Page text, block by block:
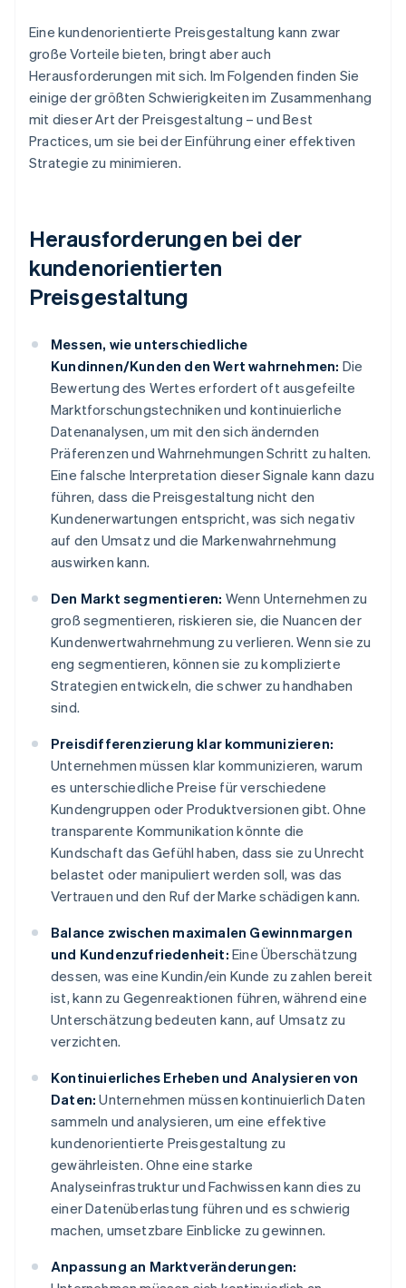
Eine kundenorientierte Preisgestaltung kann zwar
große Vorteile bieten, bringt aber auch
Herausforderungen mit sich. Im Folgenden finden Sie
einige der größten Schwierigkeiten im Zusammenhang
mit dieser Art der Preisgestaltung – und Best
Practices, um sie bei der Einführung einer effektiven
Strategie zu minimieren.
Herausforderungen bei der
kundenorientierten
Preisgestaltung
Messen, wie unterschiedliche
Kundinnen/Kunden den Wert wahrnehmen: Die
Bewertung des Wertes erfordert oft ausgefeilte
Marktforschungstechniken und kontinuierliche
Datenanalysen, um mit den sich ändernden
Präferenzen und Wahrnehmungen Schritt zu halten.
Eine falsche Interpretation dieser Signale kann dazu
führen, dass die Preisgestaltung nicht den
Kundenerwartungen entspricht, was sich negativ
auf den Umsatz und die Markenwahrnehmung
auswirken kann.
Den Markt segmentieren: Wenn Unternehmen zu
groß segmentieren, riskieren sie, die Nuancen der
Kundenwertwahrnehmung zu verlieren. Wenn sie zu
eng segmentieren, können sie zu komplizierte
Strategien entwickeln, die schwer zu handhaben
sind.
Preisdifferenzierung klar kommunizieren:
Unternehmen müssen klar kommunizieren, warum
es unterschiedliche Preise für verschiedene
Kundengruppen oder Produktversionen gibt. Ohne
transparente Kommunikation könnte die
Kundschaft das Gefühl haben, dass sie zu Unrecht
belastet oder manipuliert werden soll, was das
Vertrauen und den Ruf der Marke schädigen kann.
Balance zwischen maximalen Gewinnmargen
und Kundenzufriedenheit: Eine Überschätzung
dessen, was eine Kundin/ein Kunde zu zahlen bereit
ist, kann zu Gegenreaktionen führen, während eine
Unterschätzung bedeuten kann, auf Umsatz zu
verzichten.
Kontinuierliches Erheben und Analysieren von
Daten: Unternehmen müssen kontinuierlich Daten
sammeln und analysieren, um eine effektive
kundenorientierte Preisgestaltung zu
gewährleisten. Ohne eine starke
Analyseinfrastruktur und Fachwissen kann dies zu
einer Datenüberlastung führen und es schwierig
machen, umsetzbare Einblicke zu gewinnen.
Anpassung an Marktveränderungen: